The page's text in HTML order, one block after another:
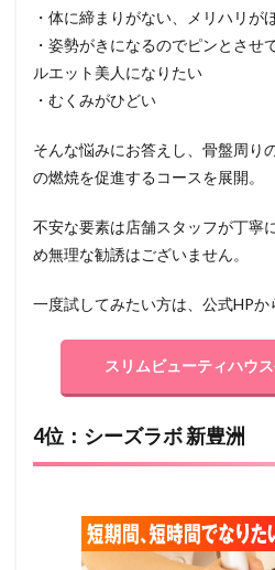
・体に締まりがない、メリハリが
・姿勢がきになるのでピンとさせ
ルエット美人になりたい
・むくみがひどい
そんな悩みにお答えし、骨盤周り
の燃焼を促進するコースを展開。
不安な要素は店舗スタッフが丁寧
め無理な勧誘はございません。
一度試してみたい方は、公式HP
スリムビューティハウ
4位：シーズラボ 新豊洲